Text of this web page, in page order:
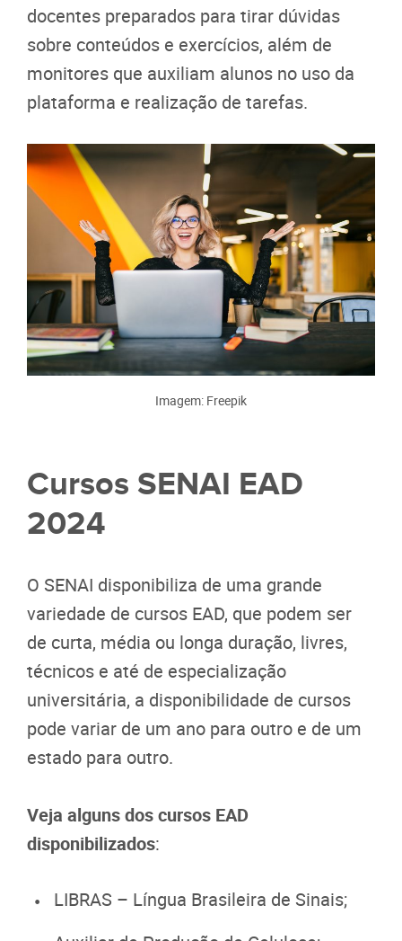
docentes preparados para tirar dúvidas
sobre conteúdos e exercícios, além de
monitores que auxiliam alunos no uso da
plataforma e realização de tarefas.
Imagem: Freepik
Cursos SENAI EAD
2024
O SENAI disponibiliza de uma grande
variedade de cursos EAD, que podem ser
de curta, média ou longa duração, livres,
técnicos e até de especialização
universitária, a disponibilidade de cursos
pode variar de um ano para outro e de um
estado para outro.
Veja alguns dos cursos EAD
disponibilizados:
LIBRAS – Língua Brasileira de Sinais;